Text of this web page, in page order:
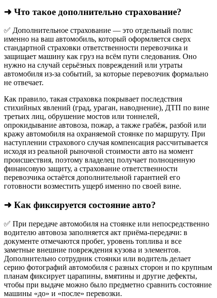
➜ Что такое дополнительно страхование?
✅ Дополнительное страхование — это отдельный полис
именно на ваш автомобиль, который оформляется сверх
стандартной страховки ответственности перевозчика и
защищает машину как груз на всём пути следования. Оно
нужно на случай серьёзных повреждений или утраты
автомобиля из‑за событий, за которые перевозчик формально
не отвечает.​
Как правило, такая страховка покрывает последствия
стихийных явлений (град, ураган, наводнение), ДТП по вине
третьих лиц, обрушение мостов или тоннелей,
опрокидывание автовоза, пожар, а также грабёж, разбой или
кражу автомобиля на охраняемой стоянке по маршруту. При
наступлении страхового случая компенсация рассчитывается
исходя из реальной рыночной стоимости авто на момент
происшествия, поэтому владелец получает полноценную
финансовую защиту, а страхование ответственности
перевозчика остаётся дополнительной гарантией его
готовности возместить ущерб именно по своей вине.
➜ Как фиксируется состояние авто?
✅ При передаче автомобиля на стоянке или непосредственно
водителю автовоза заполняется акт приёма-передачи: в
документе отмечаются пробег, уровень топлива и все
заметные внешние повреждения кузова и элементов.
Дополнительно сотрудник стоянки или водитель делает
серию фотографий автомобиля с разных сторон и по крупным
планам фиксирует царапины, вмятины и другие дефекты,
чтобы при выдаче можно было предметно сравнить состояние
машины «до» и «после» перевозки.